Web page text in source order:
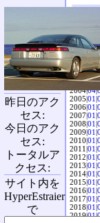
«前
2004|04|
2005|01|
2006|01|
2007|01|
2008|01|
2009|01|
2010|01|
2011|01|
2012|01|
2013|01|
2014|01|
2015|01|
2016|01|
2017|01|
2018|01|
2019|01|
昨日のアク
セス:
今日のアク
セス:
トータルア
クセス:
サイト内を
HyperEstraier
で